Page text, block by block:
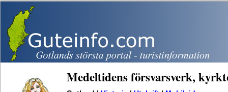
Medeltidens försvarsverk,